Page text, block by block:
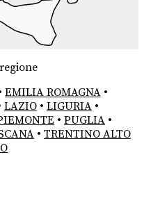
EMILIA ROMAGNA •
LAZIO • LIGURIA •
• PUGLIA •
• TRENTINO ALTO